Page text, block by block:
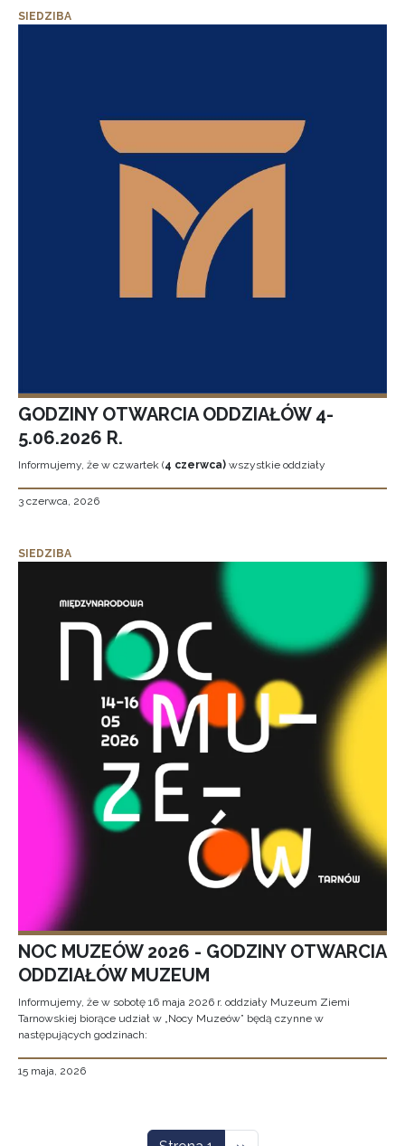
SIEDZIBA
GODZINY OTWARCIA ODDZIAŁÓW 4-
5.06.2026 R.
Informujemy, że w czwartek (4 czerwca) wszystkie oddziały
3 czerwca, 2026
SIEDZIBA
NOC MUZEÓW 2026 - GODZINY OTWARCIA
ODDZIAŁÓW MUZEUM
Informujemy, że w sobotę 16 maja 2026 r. oddziały Muzeum Ziemi
Tarnowskiej biorące udział w „Nocy Muzeów” będą czynne w
następujących godzinach:
15 maja, 2026